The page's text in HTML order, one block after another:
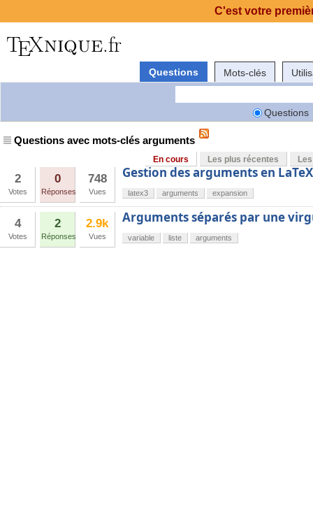
Questions Mots-clés
Questions
Questions avec mots-clés arguments
En cours Les plus récentes
2
Votes
0
Réponses
748
Vues
Gestion des arguments en
latex3 arguments expansion
4
Votes
2
Réponses
2.9k
Vues
Arguments séparés par une
variable liste arguments
C'est votre